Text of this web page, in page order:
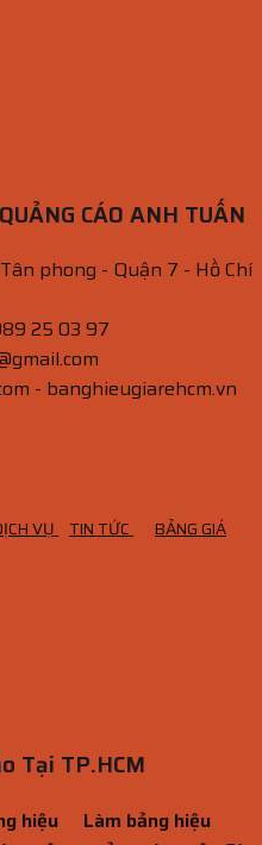
CÁO ANH TUẤN
phong - Quận 7 - Hồ Chí
25 03 97
- banghieugiarehcm.vn
VỤ TIN TỨC
BẢNG GIÁ
Tại TP.HCM
hiệu
Làm bảng hiệu